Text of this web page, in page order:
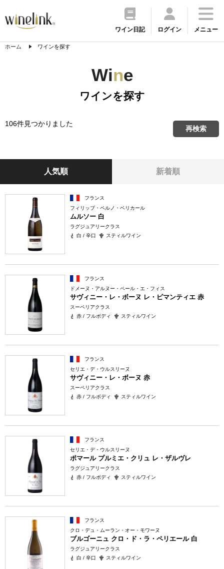
ワイン日記 ログイン メニュー
ホーム ワインを探す
Wine
ワインを探す
106件見つかりました
再検索
人気順 新着順
フランス
フィリップ・ペルノ・ベリカール
ムルソー 白
ラグジュアリークラス
白 / 辛口
スティルワイン
フランス
ドメーヌ・アルヌー・ペール・エ・フィス
サヴィニー・レ・ボーヌ レ・ピマンティエ 赤
スーペリアクラス
赤 / フルボディ
スティルワイン
フランス
セリエ・デ・ウルスリーヌ
サヴィニー・レ・ボーヌ 赤
スーペリアクラス
赤 / フルボディ
スティルワイン
フランス
セリエ・デ・ウルスリーヌ
ポマール プルミエ・クリュ レ・ザルヴレ
ラグジュアリークラス
赤 / フルボディ
スティルワイン
フランス
クロ・デュ・ムーラン・オー・モワーヌ
ブルゴーニュ クロ・ド・ラ・ペリエール 白
ラグジュアリークラス
白 / 辛口
スティルワイン